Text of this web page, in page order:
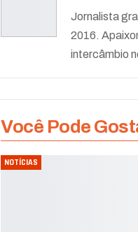
Jornalista
2016.
intercâmbio
Você Pode
NOTÍCIAS